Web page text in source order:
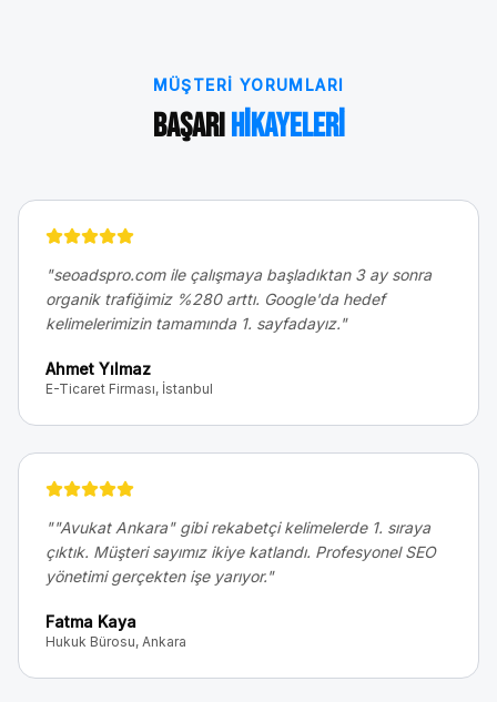
MÜŞTERI YORUMLARI
BaşarıHikayeleri
"seoadspro.com ile çalışmaya başladıktan 3 ay sonra
organik trafiğimiz %280 arttı. Google'da hedef
kelimelerimizin tamamında 1. sayfadayız."
Ahmet Yılmaz
E-Ticaret Firması, İstanbul
""Avukat Ankara" gibi rekabetçi kelimelerde 1. sıraya
çıktık. Müşteri sayımız ikiye katlandı. Profesyonel SEO
yönetimi gerçekten işe yarıyor."
Fatma Kaya
Hukuk Bürosu, Ankara